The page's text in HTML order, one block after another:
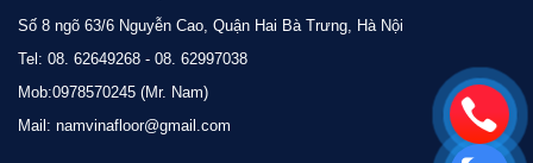
Số 8 ngõ 63/6 Nguyễn Cao, Quận Hai Bà Trưng, Hà Nội
Tel: 08. 62649268 - 08. 62997038
Mob:0978570245 (Mr. Nam)
Mail: namvinafloor@gmail.com